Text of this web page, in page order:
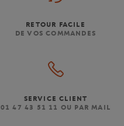
RETOUR FACILE
DE VOS COMMANDES
SERVICE CLIENT
01 47 43 51 11 OU PAR MAIL